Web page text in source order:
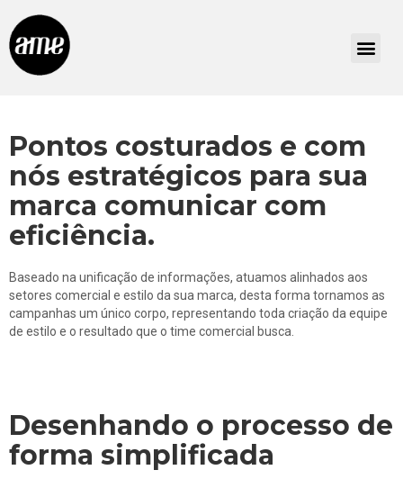
Pontos costurados e com
nós estratégicos para sua
marca comunicar com
eficiência.
Baseado na unificação de informações, atuamos alinhados aos
setores comercial e estilo da sua marca, desta forma tornamos as
campanhas um único corpo, representando toda criação da equipe
de estilo e o resultado que o time comercial busca.
Desenhando o processo de
forma simplificada